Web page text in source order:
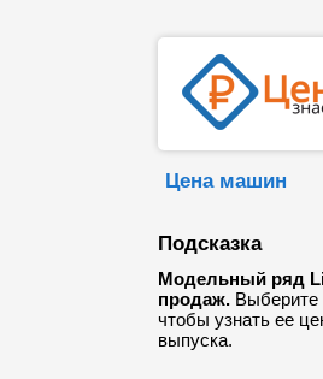
Цена машин
Подсказка
Модельный ряд
продаж. Выберите
чтобы узнать ее
выпуска.